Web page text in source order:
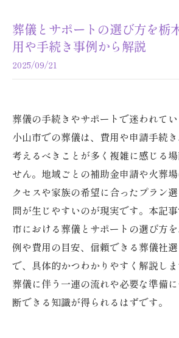
葬儀とサポートの選び方を栃
用や手続き事例から解説
2025/09/21
葬儀の手続きやサポートで迷われて
小山市での葬儀は、費用や申請手続き
考えるべきことが多く複雑に感じる
せん。地域ごとの補助金申請や火葬
クセスや家族の希望に合ったプラン
問が生じやすいのが現実です。本記
市における葬儀とサポートの選び方
例や費用の目安、信頼できる葬儀社
で、具体的かつわかりやすく解説しま
葬儀に伴う一連の流れや必要な準備
断できる知識が得られるはずです。